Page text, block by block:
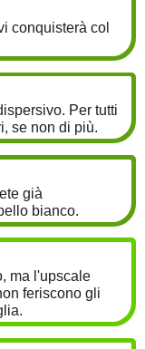
conquisterà col
Per tutti
se non di più.
già
bianco.
ma l'upscale
feriscono gli